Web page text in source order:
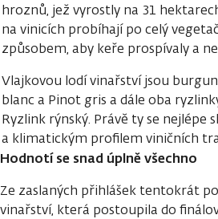
hroznů, jež vyrostly na 31
na vinicích probíhají po celý
způsobem, aby keře prospívaly a
Vlajkovou lodí vinařství jsou
blanc a Pinot gris a dále oba
Ryzlink rýnský. Právě ty se nejlépe
a klimatickým profilem viničních
Hodnotí se snad úplně všechno
Ze zaslaných přihlášek tentokrát
vinařství, která postoupila do